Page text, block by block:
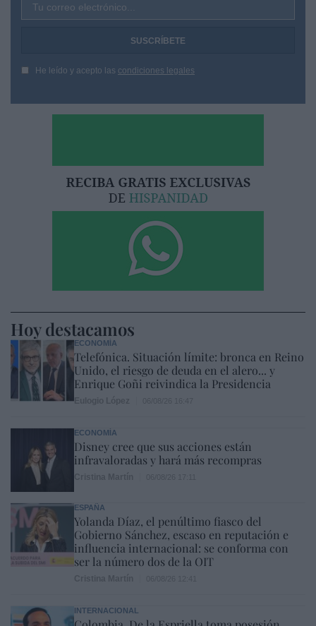
Tu correo electrónico...
He leído y acepto las condiciones legales
Hoy destacamos
ECONOMÍA
Telefónica. Situación límite: bronca en Reino
Unido, el riesgo de deuda en el alero... y
Enrique Goñi reivindica la Presidencia
ECONOMÍA
Disney cree que sus acciones están
infravaloradas y hará más recompras
ESPAÑA
Yolanda Díaz, el penúltimo fiasco del
Gobierno Sánchez, escaso en reputación e
influencia internacional: se conforma con
ser la número dos de la OIT
INTERNACIONAL